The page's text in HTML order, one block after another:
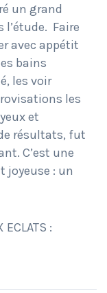
un grand
l’étude. Faire
avec appétit
bains
les voir
les
et
résultats, fut
C’est une
joyeuse : un
: